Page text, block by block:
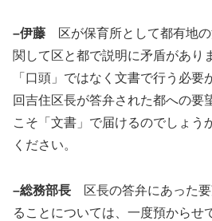
–伊藤 区が保育所として都有地
関して区と都で説明に矛盾があり
「口頭」ではなく文書で行う必要
回吉住区長が答弁された都への要
こそ「文書」で届けるのでしょう
ください。
–総務部長 区長の答弁にあった
ることについては、一度預からせ